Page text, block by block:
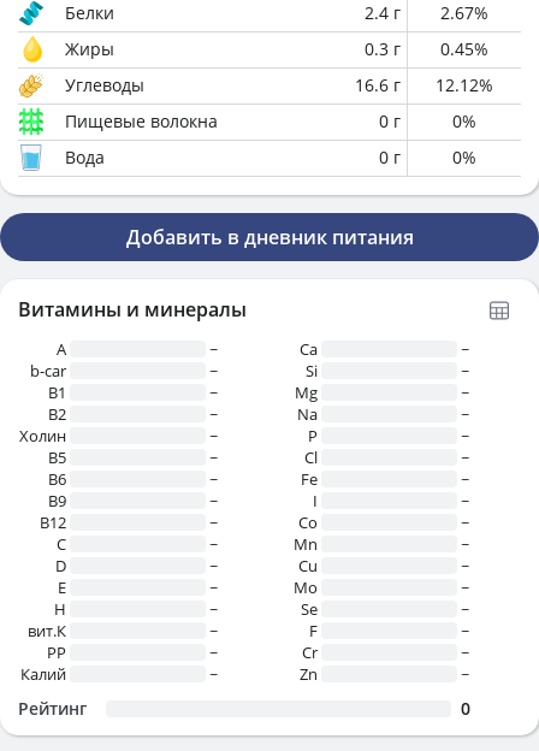
Белки
2.4 г 2.67%
Жиры
0.3 г 0.45%
Углеводы
16.6 г 12.12%
Пищевые волокна
0 г 0%
Вода
0 г 0%
Добавить в дневник питания
Витамины и минералы
A
~
b-car
~
В1
~
B2
~
Холин
~
B5
~
B6
~
B9
~
B12
~
C
~
D
~
E
~
H
~
вит.К
~
PP
~
Калий
~
Ca
~
Si
~
Mg
~
Na
~
P
~
Cl
~
Fe
~
I
~
Co
~
Mn
~
Cu
~
Mo
~
Se
~
F
~
Cr
~
Zn
~
Рейтинг 0